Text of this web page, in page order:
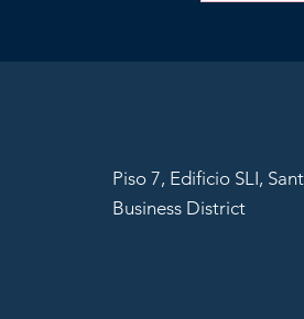
Piso 7, Edificio SLI,
Business District